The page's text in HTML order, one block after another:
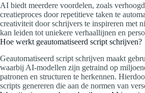
AI biedt meerdere voordelen, zoals
creatieproces door repetitieve taken te
creativiteit door schrijvers te inspireren met
kan leiden tot uniekere verhaallijnen en
Hoe werkt geautomatiseerd script schrijven?
Geautomatiseerd script schrijven maakt
waarbij AI-modellen zijn getraind op
patronen en structuren te herkennen.
scripts genereren die aan de normen van